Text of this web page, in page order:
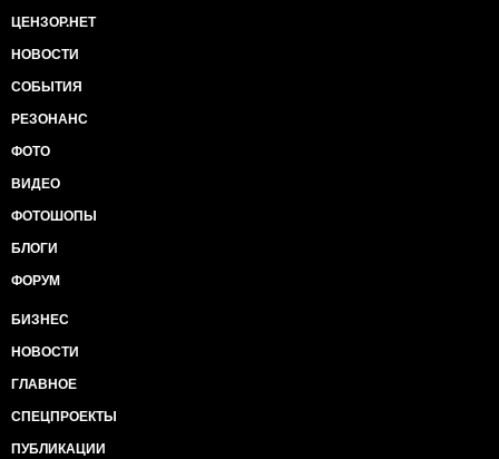
ЦЕНЗОР.НЕТ
НОВОСТИ
СОБЫТИЯ
РЕЗОНАНС
ФОТО
ВИДЕО
ФОТОШОПЫ
БЛОГИ
ФОРУМ
БИЗНЕС
НОВОСТИ
ГЛАВНОЕ
СПЕЦПРОЕКТЫ
ПУБЛИКАЦИИ